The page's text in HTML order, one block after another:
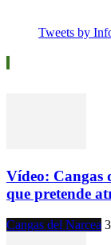
Tweets by
Vídeo: Cangas
que pretende
Cangas del Narcea